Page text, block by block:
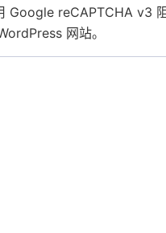
Google reCAPTCHA v3
网站。